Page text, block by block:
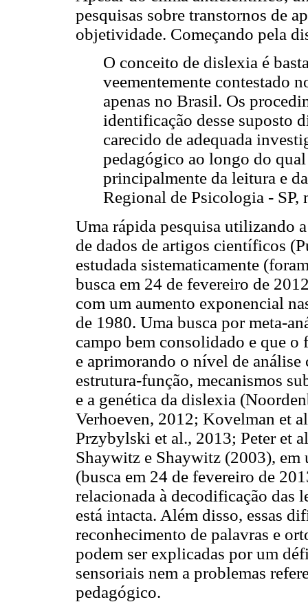
pesquisas sobre transtornos de
objetividade. Começando pela
O conceito de dislexia é
veementemente contestado
apenas no Brasil. Os
identificação desse suposto
carecido de adequada
pedagógico ao longo do
principalmente da leitura e
Regional de Psicologia - SP,
Uma rápida pesquisa utilizando
de dados de artigos científicos
estudada sistematicamente
busca em 24 de fevereiro de
com um aumento exponencial
de 1980. Uma busca por meta-
campo bem consolidado e que
e aprimorando o nível de análise
estrutura-função, mecanismos
e a genética da dislexia
Verhoeven, 2012; Kovelman et
Przybylski et al., 2013; Peter et
Shaywitz e Shaywitz (2003),
(busca em 24 de fevereiro de
relacionada à decodificação das
está intacta. Além disso, essas
reconhecimento de palavras e
podem ser explicadas por um
sensoriais nem a problemas
pedagógico.